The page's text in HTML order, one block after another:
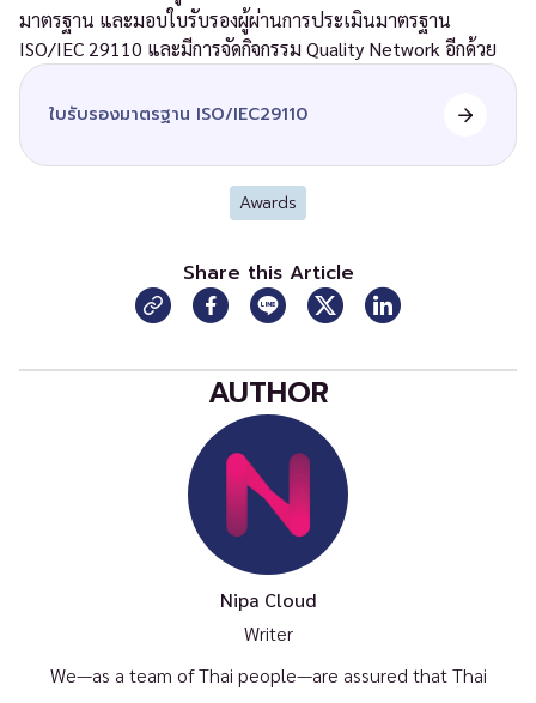
มาตรฐาน และมอบใบรับรองผู้ผ่านการประเมินมาตรฐาน
ISO/IEC 29110 และมีการจัดกิจกรรม Quality Network อีกด้วย
ใบรับรองมาตรฐาน ISO/IEC29110
Awards
Share this Article
AUTHOR
Nipa Cloud
Writer
We—as a team of Thai people—are assured that Thai